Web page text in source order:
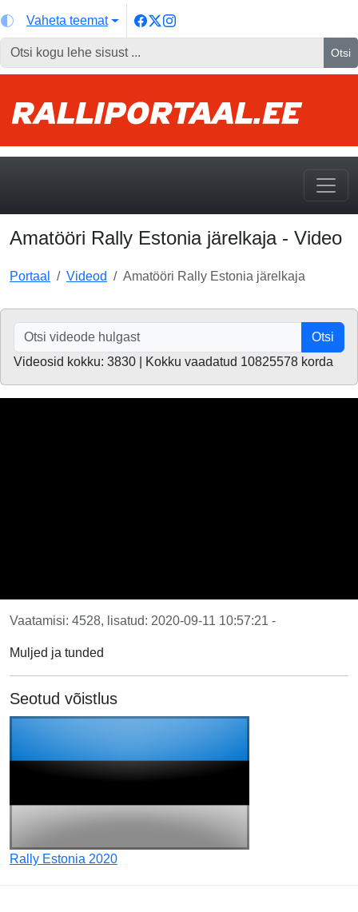
Vaheta teemat
Otsi
Amatööri Rally Estonia järelkaja - Video
Portaal Videod Amatööri Rally Estonia järelkaja
Otsi
Videosid kokku: 3830 | Kokku vaadatud 10825578 korda
Vaatamisi: 4528, lisatud: 2020-09-11 10:57:21 -
Muljed ja tunded
Seotud võistlus
Rally Estonia 2020